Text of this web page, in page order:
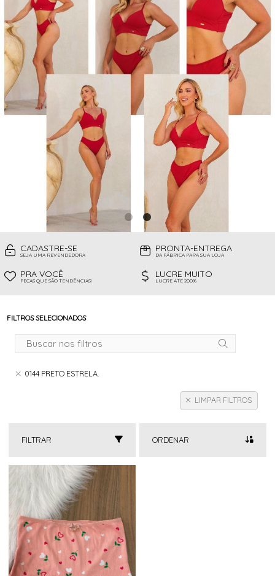
TOP
CINTAS
CONJUNTO DE LINGERIE SEM BOJO
FITNESS
MEIAS
PIJAMAS INFANTIL
PIJAMAS INVERNO
PIJAMAS VERÃO
TODOS DE PROMOÇÕES
CADASTRE-SE
SEJA UMA REVENDEDORA
PRONTA-ENTREGA
DA FÁBRICA PARA SUA LOJA
PRA VOCÊ
PEÇAS QUE SÃO TENDÊNCIAS!
LUCRE MUITO
LUCRE ATÉ 200%
FILTROS SELECIONADOS
0144 PRETO ESTRELA.
LIMPAR FILTROS
FILTRAR ORDENAR